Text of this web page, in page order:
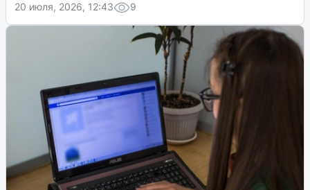
20 июля, 2026, 12:43
9